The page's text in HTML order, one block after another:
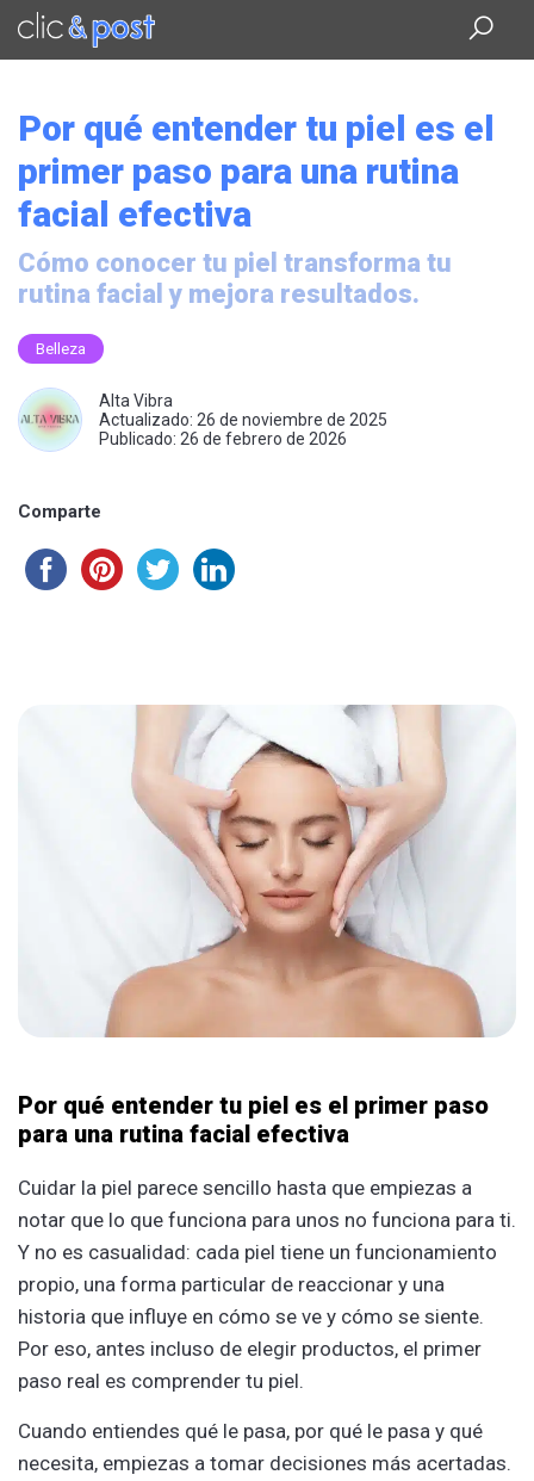
Saltar
contenido
Por qué entender tu piel es el
primer paso para una rutina
facial efectiva
Cómo conocer tu piel transforma tu
rutina facial y mejora resultados.
Belleza
Alta Vibra
Actualizado: 26 de noviembre de 2025
Publicado: 26 de febrero de 2026
Comparte
Por qué entender tu piel es el primer paso
para una rutina facial efectiva
Cuidar la piel parece sencillo hasta que empiezas a
notar que lo que funciona para unos no funciona para ti.
Y no es casualidad: cada piel tiene un funcionamiento
propio, una forma particular de reaccionar y una
historia que influye en cómo se ve y cómo se siente.
Por eso, antes incluso de elegir productos, el primer
paso real es comprender tu piel.
Cuando entiendes qué le pasa, por qué le pasa y qué
necesita, empiezas a tomar decisiones más acertadas.